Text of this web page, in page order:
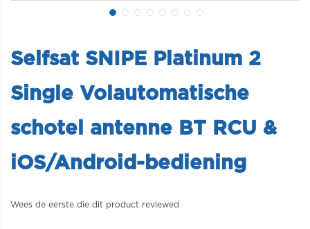
Selfsat SNIPE Platinum 2
Single Volautomatische
schotel antenne BT RCU &
iOS/Android-bediening
Wees de eerste die dit product reviewed